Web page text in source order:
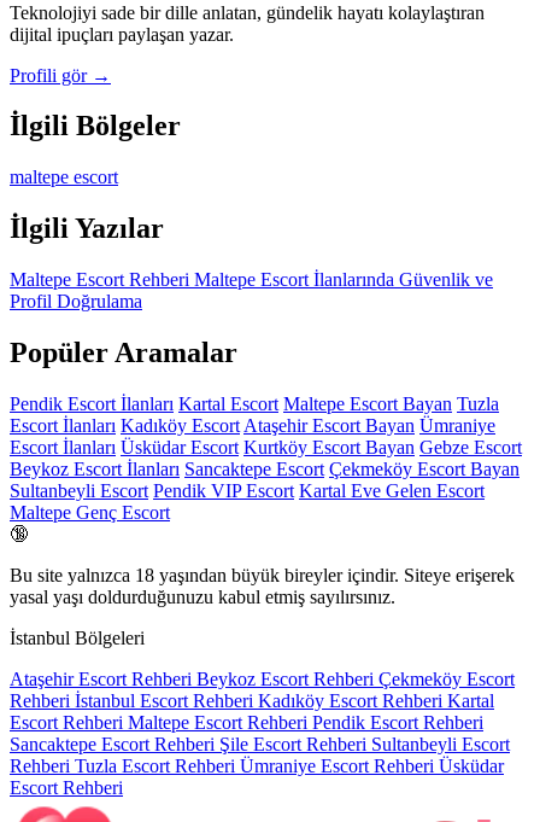
Teknolojiyi sade bir dille anlatan, gündelik hayatı kolaylaştıran
dijital ipuçları paylaşan yazar.
Profili gör →
İlgili Bölgeler
maltepe escort
İlgili Yazılar
Maltepe Escort Rehberi Maltepe Escort İlanlarında Güvenlik ve
Profil Doğrulama
Popüler Aramalar
Pendik Escort İlanları Kartal Escort Maltepe Escort Bayan Tuzla
Escort İlanları Kadıköy Escort Ataşehir Escort Bayan Ümraniye
Escort İlanları Üsküdar Escort Kurtköy Escort Bayan Gebze Escort
Beykoz Escort İlanları Sancaktepe Escort Çekmeköy Escort Bayan
Sultanbeyli Escort Pendik VIP Escort Kartal Eve Gelen Escort
Maltepe Genç Escort
🔞
Bu site yalnızca 18 yaşından büyük bireyler içindir. Siteye erişerek
yasal yaşı doldurduğunuzu kabul etmiş sayılırsınız.
İstanbul Bölgeleri
Ataşehir Escort Rehberi Beykoz Escort Rehberi Çekmeköy Escort
Rehberi İstanbul Escort Rehberi Kadıköy Escort Rehberi Kartal
Escort Rehberi Maltepe Escort Rehberi Pendik Escort Rehberi
Sancaktepe Escort Rehberi Şile Escort Rehberi Sultanbeyli Escort
Rehberi Tuzla Escort Rehberi Ümraniye Escort Rehberi Üsküdar
Escort Rehberi